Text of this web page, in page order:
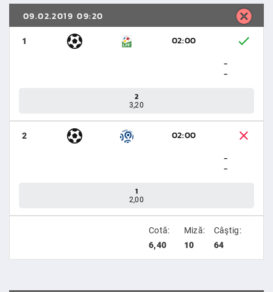
09.02.2019 09:20
1
02:00
-
-
2
3,20
2
02:00
-
-
1
2,00
Cotă:
6,40
Miză:
10
Câştig:
64